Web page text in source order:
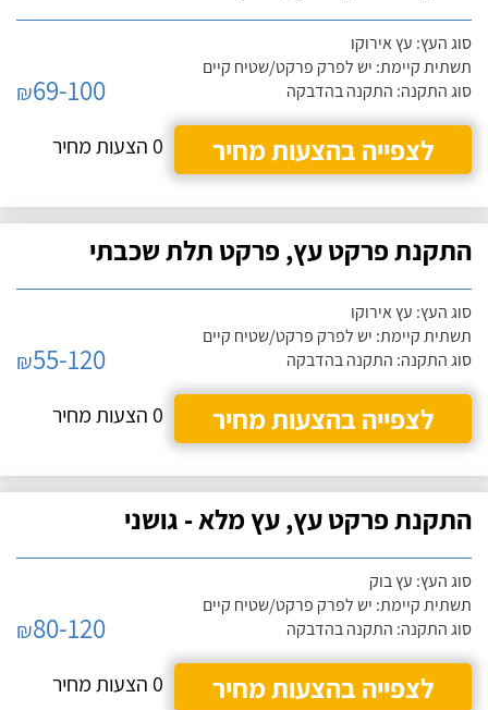
סוג העץ: עץ אירוקו
תשתית קיימת: יש לפרק פרקט/שטיח קיים
סוג התקנה: התקנה בהדבקה
₪69-100
לצפייה בהצעות מחיר
0 הצעות מחיר
התקנת פרקט עץ, פרקט תלת שכבתי
סוג העץ: עץ אירוקו
תשתית קיימת: יש לפרק פרקט/שטיח קיים
סוג התקנה: התקנה בהדבקה
₪55-120
לצפייה בהצעות מחיר
0 הצעות מחיר
התקנת פרקט עץ, עץ מלא - גושני
סוג העץ: עץ בוק
תשתית קיימת: יש לפרק פרקט/שטיח קיים
סוג התקנה: התקנה בהדבקה
₪80-120
לצפייה בהצעות מחיר
0 הצעות מחיר